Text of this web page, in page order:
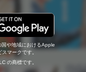
や地域におけるApple
マークです。
の商標です。